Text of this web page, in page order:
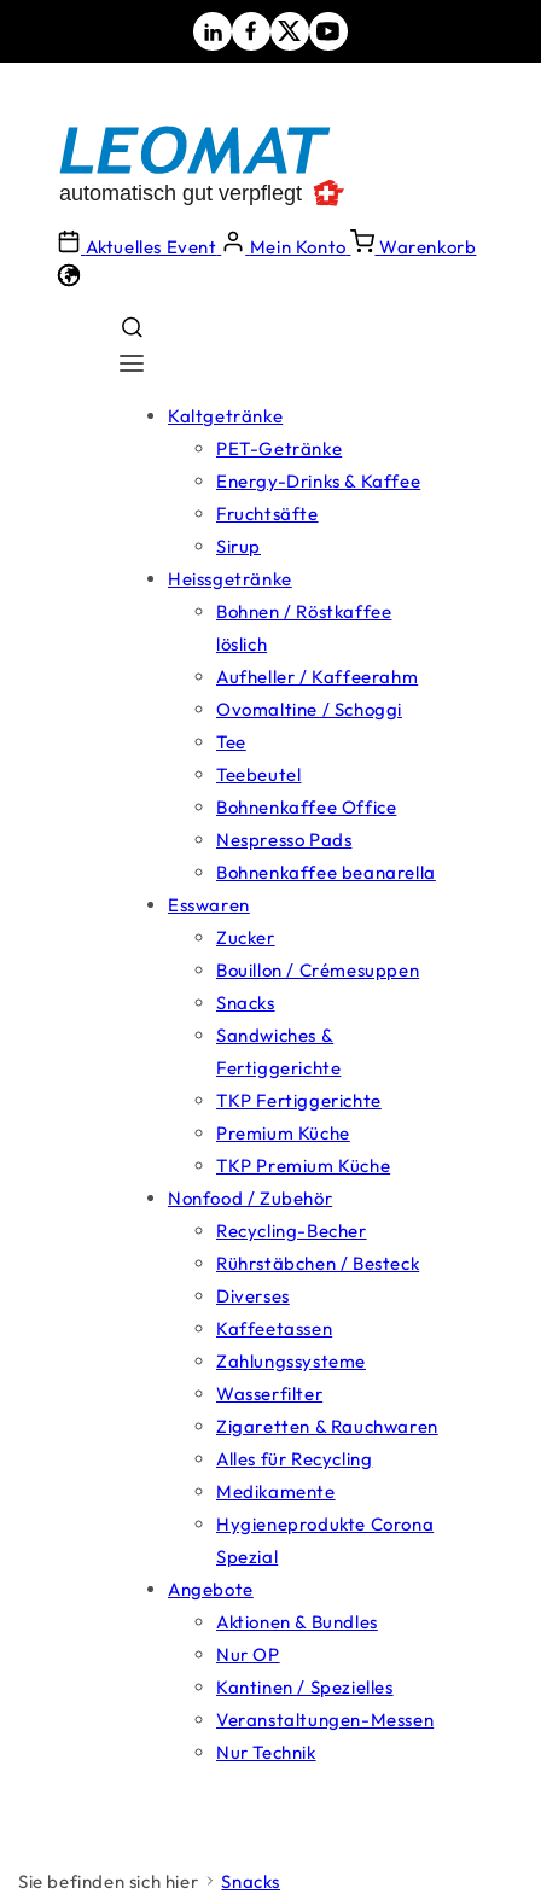
Aktuelles Event Mein Konto Warenkorb
Kaltgetränke
PET-Getränke
Energy-Drinks & Kaffee
Fruchtsäfte
Sirup
Heissgetränke
Bohnen / Röstkaffee
löslich
Aufheller / Kaffeerahm
Ovomaltine / Schoggi
Tee
Teebeutel
Bohnenkaffee Office
Nespresso Pads
Bohnenkaffee beanarella
Esswaren
Zucker
Bouillon / Crémesuppen
Snacks
Sandwiches &
Fertiggerichte
TKP Fertiggerichte
Premium Küche
TKP Premium Küche
Nonfood / Zubehör
Recycling-Becher
Rührstäbchen / Besteck
Diverses
Kaffeetassen
Zahlungssysteme
Wasserfilter
Zigaretten & Rauchwaren
Alles für Recycling
Medikamente
Hygieneprodukte Corona
Spezial
Angebote
Aktionen & Bundles
Nur OP
Kantinen / Spezielles
Veranstaltungen-Messen
Nur Technik
Sie befinden sich hier Snacks